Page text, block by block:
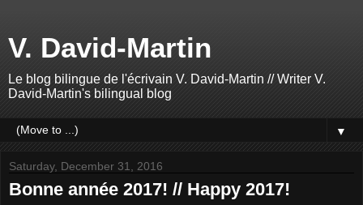
V. David-Martin
Le blog bilingue de l'écrivain V. David-Martin // Writer V.
David-Martin's bilingual blog
▼
Saturday, December 31, 2016
Bonne année 2017! // Happy 2017!